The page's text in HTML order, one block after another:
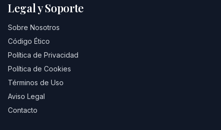
Legal y Soporte
Sobre Nosotros
Código Ético
Política de Privacidad
Política de Cookies
Términos de Uso
Aviso Legal
Contacto